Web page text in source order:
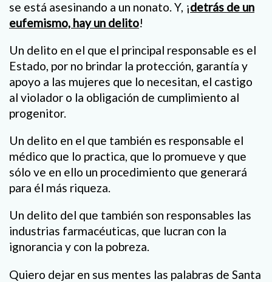
se está asesinando a un nonato. Y, ¡detrás de un
eufemismo, hay un delito!
Un delito en el que el principal responsable es el
Estado, por no brindar la protección, garantía y
apoyo a las mujeres que lo necesitan, el castigo
al violador o la obligación de cumplimiento al
progenitor.
Un delito en el que también es responsable el
médico que lo practica, que lo promueve y que
sólo ve en ello un procedimiento que generará
para él más riqueza.
Un delito del que también son responsables las
industrias farmacéuticas, que lucran con la
ignorancia y con la pobreza.
Quiero dejar en sus mentes las palabras de Santa